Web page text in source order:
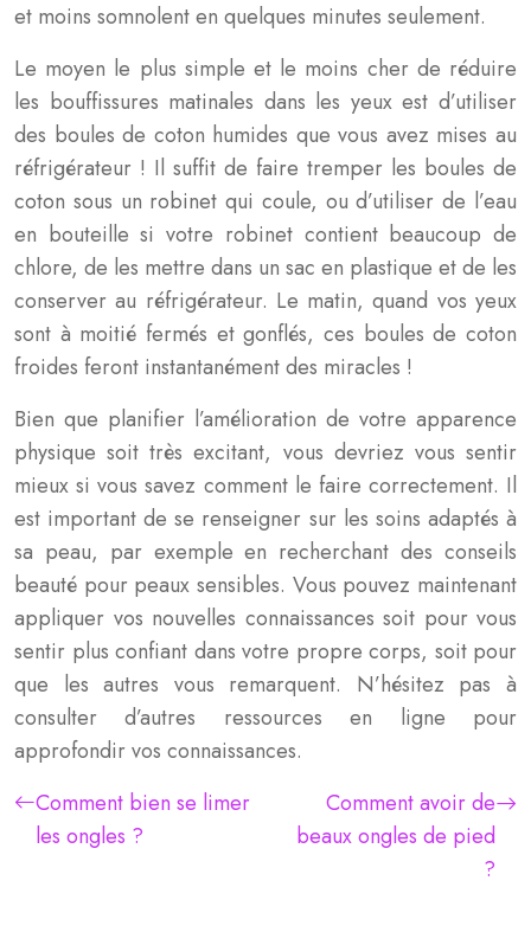
et moins somnolent en quelques minutes seulement.
Le moyen le plus simple et le moins cher de réduire
les bouffissures matinales dans les yeux est d’utiliser
des boules de coton humides que vous avez mises au
réfrigérateur ! Il suffit de faire tremper les boules de
coton sous un robinet qui coule, ou d’utiliser de l’eau
en bouteille si votre robinet contient beaucoup de
chlore, de les mettre dans un sac en plastique et de les
conserver au réfrigérateur. Le matin, quand vos yeux
sont à moitié fermés et gonflés, ces boules de coton
froides feront instantanément des miracles !
Bien que planifier l’amélioration de votre apparence
physique soit très excitant, vous devriez vous sentir
mieux si vous savez comment le faire correctement. Il
est important de se renseigner sur les soins adaptés à
sa peau, par exemple en recherchant des conseils
beauté pour peaux sensibles. Vous pouvez maintenant
appliquer vos nouvelles connaissances soit pour vous
sentir plus confiant dans votre propre corps, soit pour
que les autres vous remarquent. N’hésitez pas à
consulter d’autres ressources en ligne pour
approfondir vos connaissances.
Comment bien se limer
les ongles ?
Comment avoir de
beaux ongles de pied
?